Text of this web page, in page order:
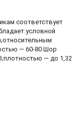
соответствует
— 60-80 Шор
— до 1,32